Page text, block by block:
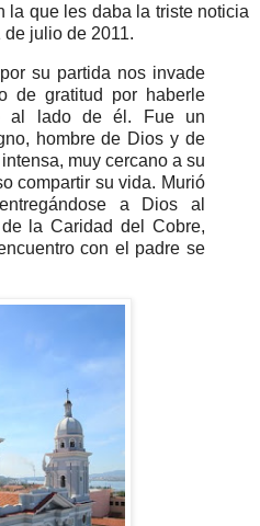
la que les daba la triste noticia
julio de 2011.
su partida nos invade
de gratitud por haberle
al lado de él. Fue un
hombre de Dios y de
muy cercano a su
compartir su vida. Murió
a Dios al
la Caridad del Cobre,
con el padre se